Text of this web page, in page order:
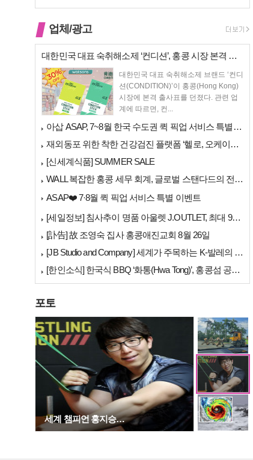
업체/광고
대한민국 대표 숙취해소제 ‘컨디션’, 홍콩 시장 본격 상륙… 왓슨스 입점…
대한민국 대표 숙취해소제 브랜드 ‘컨디
션(CONDITION)’이 홍콩(Hong Kong)
시장에 본격 출사표를 던졌다. 관련 업
계에 따르면, 컨...
아삽 ASAP, 7~8월 한국 수도권 퀵 픽업 서비스 특별 프로모션 실시
재외동포 위한 착한 건강검진 플랫폼 ‘헬로, 오케이검진’ 서비스 개시
[신세계식품] SUMMER SALE
WALL 복잡한 홍콩 세무 회계, 글로벌 스탠다드의 전문가들이 답을 드립…
ASAP❤️ 7·8월 퀵 픽업 서비스 특별 이벤트
[세일정보] 침사추이 명품 아울렛 J.OUTLET, 최대 90% 빅 세일…
[訃告] 故 조영숙 집사 홍콩애진교회 8월 26일
[JB Studio and Company] 세계가 주목하는 K-발레의 비…
[한인소식] 한국식 BBQ ‘화통(Hwa Tong)’, 홍콩섬 공략 본격…
포토[홍콩사고] 퉁충서…
세계 챔피언 홍지승…